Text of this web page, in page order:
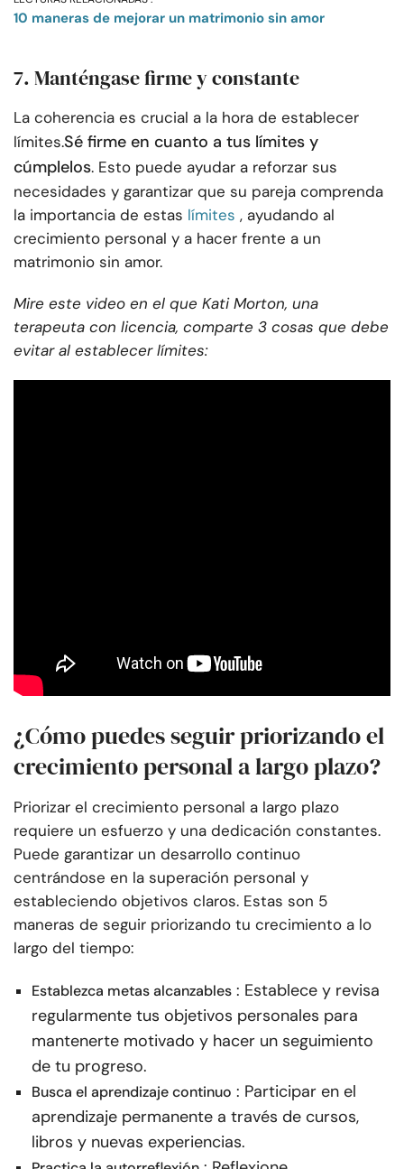
10 maneras de mejorar un matrimonio sin amor
7. Manténgase firme y constante
La coherencia es crucial a la hora de establecer
límites.Sé firme en cuanto a tus límites y
cúmplelos. Esto puede ayudar a reforzar sus
necesidades y garantizar que su pareja comprenda
la importancia de estas límites , ayudando al
crecimiento personal y a hacer frente a un
matrimonio sin amor.
Mire este video en el que Kati Morton, una
terapeuta con licencia, comparte 3 cosas que debe
evitar al establecer límites:
¿Cómo puedes seguir priorizando el
crecimiento personal a largo plazo?
Priorizar el crecimiento personal a largo plazo
requiere un esfuerzo y una dedicación constantes.
Puede garantizar un desarrollo continuo
centrándose en la superación personal y
estableciendo objetivos claros. Estas son 5
maneras de seguir priorizando tu crecimiento a lo
largo del tiempo:
Establezca metas alcanzables : Establece y revisa
regularmente tus objetivos personales para
mantenerte motivado y hacer un seguimiento
de tu progreso.
Busca el aprendizaje continuo : Participar en el
aprendizaje permanente a través de cursos,
libros y nuevas experiencias.